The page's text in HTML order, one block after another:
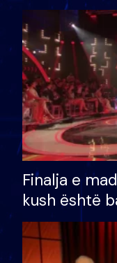
Finalja e
kush është
shtëpinë
të fituar